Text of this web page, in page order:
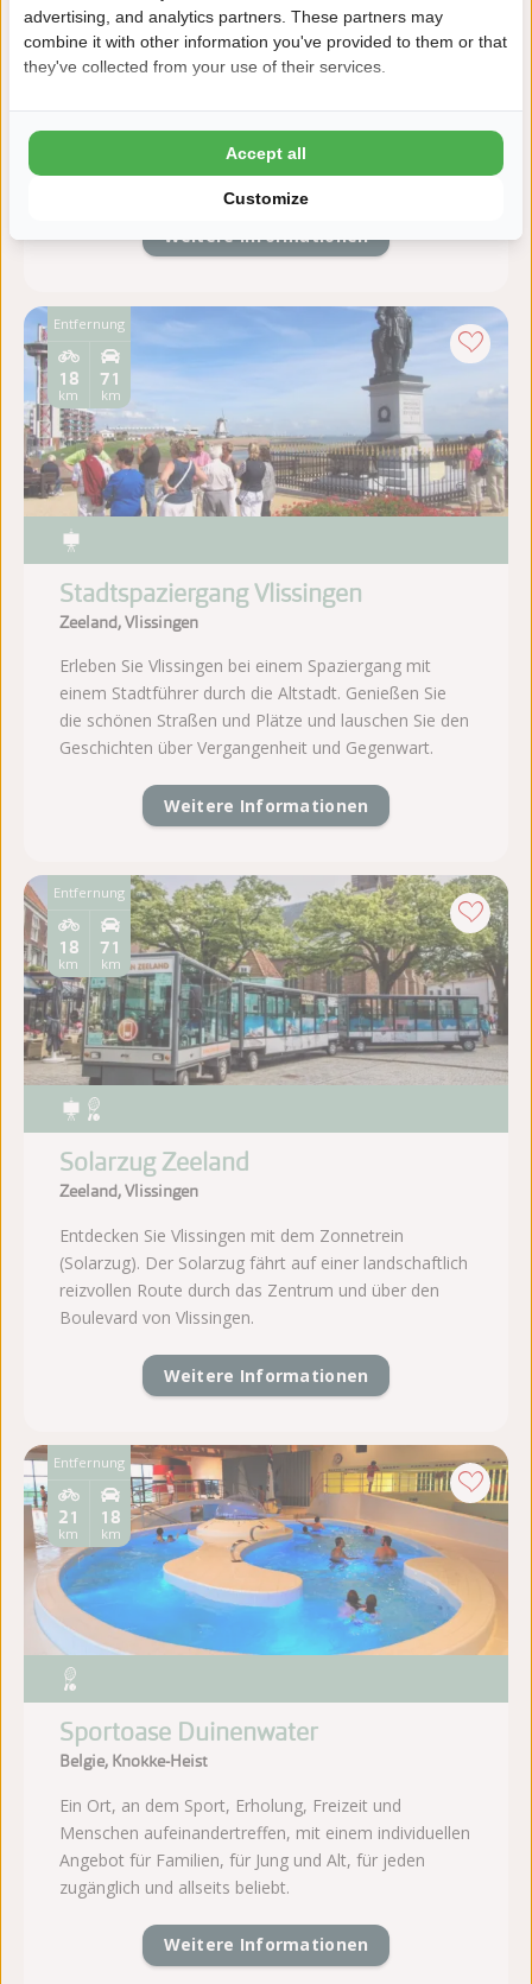
Zeeland, Vlissingen
Sind Sie schon einmal entlang dem schönsten
Auf der Westerschelde ist dies ab Vlissingen mit dem
Luxu...
Weitere Informationen
Entfernung
71
km
18
km
Stadtspaziergang Vlissingen
Zeeland, Vlissingen
Erleben Sie Vlissingen bei einem Spaziergang mit
einem Stadtführer durch die Altstadt. Genießen Sie
die schönen Straßen und Plätze und lauschen Sie den
Geschichten über Vergangenheit und Gegenwart.
Weitere Informationen
Entfernung
71
km
18
km
Solarzug Zeeland
Zeeland, Vlissingen
Entdecken Sie Vlissingen mit dem Zonnetrein
(Solarzug). Der Solarzug fährt auf einer landschaftlich
reizvollen Route durch das Zentrum und über den
Boulevard von Vlissingen.
Weitere Informationen
Entfernung
18
km
21
km
Sportoase Duinenwater
Belgie, Knokke-Heist
Ein Ort, an dem Sport, Erholung, Freizeit und
Menschen aufeinandertreffen, mit einem individuellen
Angebot für Familien, für Jung und Alt, für jeden
zugänglich und allseits beliebt.
Weitere Informationen
advertising, and analytics partners. These partners may
combine it with other information you've provided to them or that
they've collected from your use of their services.
Customize
Accept all